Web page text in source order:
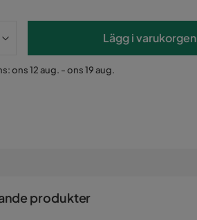
Lägg i varukorgen
ons 12 aug. - ons 19 aug.
produkter